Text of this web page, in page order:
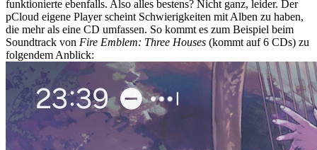
funktionierte ebenfalls. Also alles bestens? Nicht ganz, leider. Der
pCloud eigene Player scheint Schwierigkeiten mit Alben zu haben,
die mehr als eine CD umfassen. So kommt es zum Beispiel beim
Soundtrack von Fire Emblem: Three Houses (kommt auf 6 CDs) zu
folgendem Anblick: